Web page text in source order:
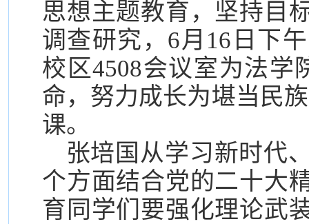
思想主题教育，坚持目
调查研究，6月16日下
校区4508会议室为法学
命，努力成长为堪当民
课。
张培国从学习新时代
个方面结合党的二十大
育同学们要强化理论武